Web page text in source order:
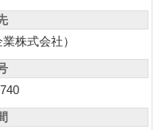
株式会社）